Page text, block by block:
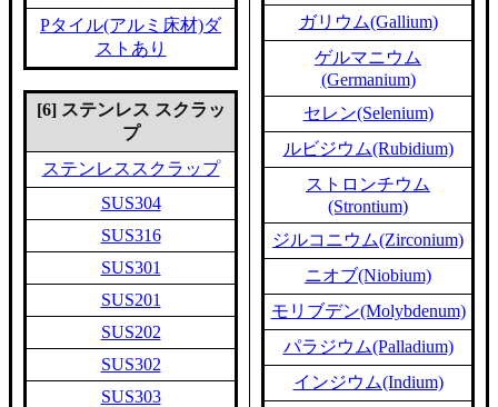
Pタイル(アルミ床材)ダ
ストあり
[6] ステンレス スクラッ
プ
ステンレススクラップ
SUS304
SUS316
SUS301
SUS201
SUS202
SUS302
SUS303
ガリウム(Gallium)
ゲルマニウム
(Germanium)
セレン(Selenium)
ルビジウム(Rubidium)
ストロンチウム
(Strontium)
ジルコニウム(Zirconium)
ニオブ(Niobium)
モリブデン(Molybdenum)
パラジウム(Palladium)
インジウム(Indium)